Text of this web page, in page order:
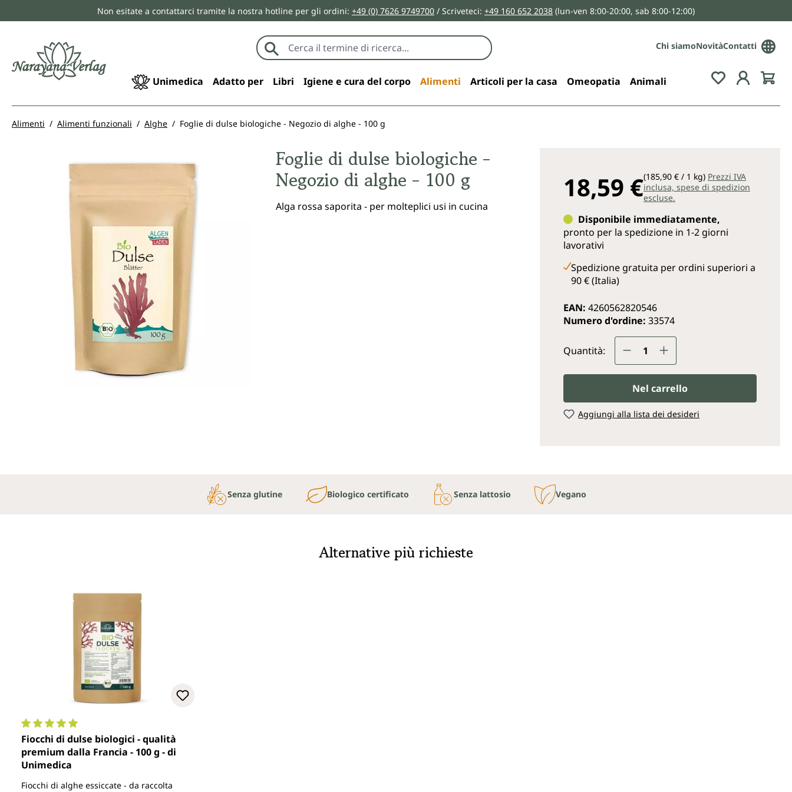
Passa alla navigazione principale
Non esitate a contattarci tramite la nostra hotline per gli ordini: +49 (0) 7626 9749700 / Scriveteci: +49 160 652 2038 (lun-ven 8:00-20:00, sab 8:00-12:00)
Chi siamoNovitàContatti
Unimedica Adatto per Libri Igiene e cura del corpo Alimenti Articoli per la casa Omeopatia Animali You have 0
Alimenti Alimenti funzionali Alghe Foglie di dulse biologiche - Negozio di alghe - 100 g
Foglie di dulse biologiche -
Negozio di alghe - 100 g
Alga rossa saporita - per molteplici usi in cucina
18,59 €(185,90 € / 1 kg) Prezzi IVA
inclusa, spese di spedizion
escluse.
Disponibile immediatamente,
pronto per la spedizione in 1-2 giorni
lavorativi
Spedizione gratuita per ordini superiori a
90 € (Italia)
EAN: 4260562820546
Numero d'ordine: 33574
Quantità: Quantità del prodotto:
Nel carrello
Aggiungi alla lista dei desideri
Senza glutine Biologico certificato Senza lattosio Vegano
Alternative più richieste
Valutazione media di 5 su 5 stelle
Fiocchi di dulse biologici - qualità
premium dalla Francia - 100 g - di
Unimedica
Fiocchi di alghe essiccate - da raccolta